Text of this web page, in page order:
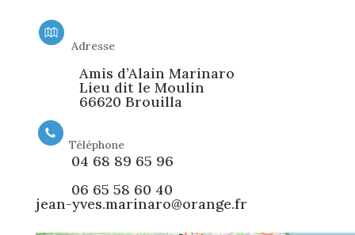
Adresse
Amis d’Alain Marinaro
Lieu dit le Moulin
66620 Brouilla
Téléphone
04 68 89 65 96
06 65 58 60 40
jean-yves.marinaro@orange.fr